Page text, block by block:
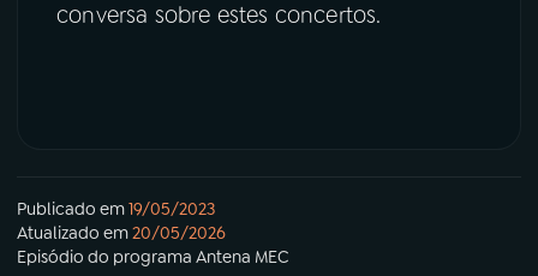
conversa sobre estes concertos.
Publicado em19/05/2023
Atualizado em20/05/2026
Episódio do programa Antena MEC